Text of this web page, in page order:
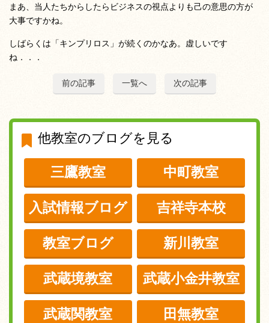
まあ、当人たちからしたらビジネスの視点よりも己の意思の方が
大事ですかね。
しばらくは「キンプリロス」が続くのかなあ。虚しいです
ね．．．
前の記事 一覧へ 次の記事
他教室のブログを見る
三鷹教室 中町教室
入試情報ブログ 吉祥寺本校
教室ブログ 新川教室
武蔵境教室 武蔵小金井教室
武蔵関教室 田無教室